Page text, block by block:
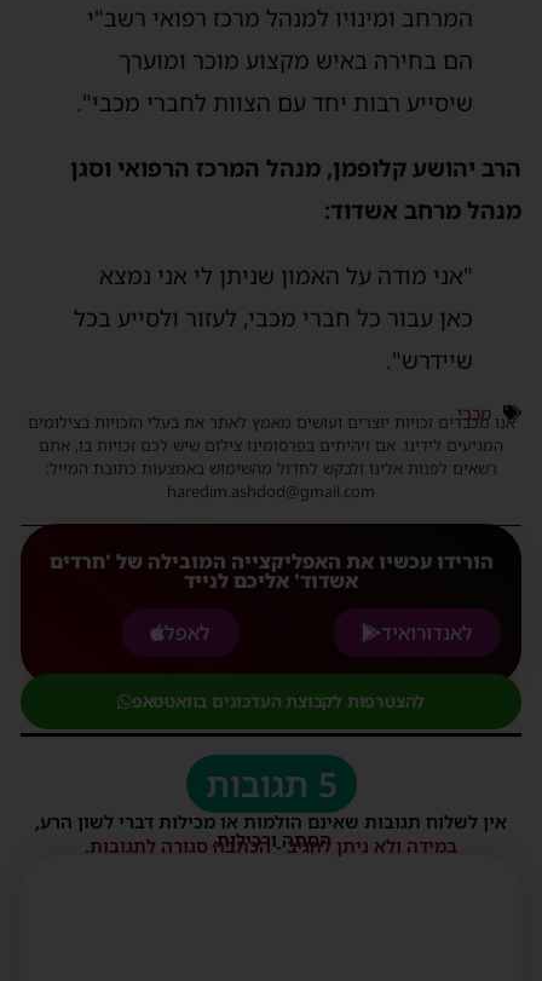
המרחב ומינויו למנהל מרכז רפואי רשב"י
הם בחירה באיש מקצוע מוכר ומוערך
שיסייע רבות יחד עם הצוות לחברי מכבי".
הרב יהושע קלופמן, מנהל המרכז הרפואי וסגן
מנהל מרחב אשדוד:
"אני מודה על האמון שניתן לי אני נמצא
כאן עבור כל חברי מכבי, לעזור ולסייע בכל
שיידרש".
מכבי
אנו מכבדים זכויות יוצרים ועושים מאמץ לאתר את בעלי הזכויות בצילומים
המגיעים לידינו. אם זיהיתים בפרסומינו צילום שיש לכם זכויות בו, אתם
רשאים לפנות אלינו ולבקש לחדול מהשימוש באמצעות כתובת המייל:
haredim.ashdod@gmail.com
הורידו עכשיו את האפליקצייה המובילה של 'חרדים
אשדוד' אליכם לנייד
לאנדורואיד
לאפל
להצטרפות לקבוצת העדכונים בוואטסאפ
5 תגובות
אין לשלוח תגובות שאינם הולמות או מכילות דברי לשון הרע,
הסתה ורכילות.
במידה ולא ניתן להגיב - הכתבה סגורה לתגובות.